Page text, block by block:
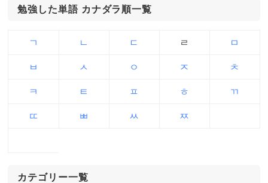
勉強した単語 カナダラ順一覧
ㄱ ㄴ ㄷ ㄹ ㅁ
ㅂ ㅅ ㅇ ㅈ ㅊ
ㅋ ㅌ ㅍ ㅎ ㄲ
ㄸ ㅃ ㅆ ㅉ
カテゴリー一覧